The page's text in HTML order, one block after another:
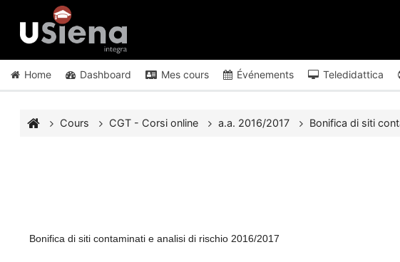
Passer au contenu principal
Home Dashboard Mes cours Événements Teledidattica
Cours CGT - Corsi online a.a. 2016/2017 Bonifica di siti
Bonifica di siti contaminati e analisi di rischio 2016/2017